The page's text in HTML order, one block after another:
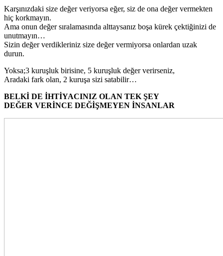
Karşınızdaki size değer veriyorsa eğer, siz de ona değer vermekten
hiç korkmayın.
Ama onun değer sıralamasında alttaysanız boşa kürek çektiğinizi de
unutmayın…
Sizin değer verdikleriniz size değer vermiyorsa onlardan uzak
durun.
Yoksa;3 kuruşluk birisine, 5 kuruşluk değer verirseniz,
Aradaki fark olan, 2 kuruşa sizi satabilir…
BELKİ DE İHTİYACINIZ OLAN TEK ŞEY
DEĞER VERİNCE DEĞİŞMEYEN İNSANLAR